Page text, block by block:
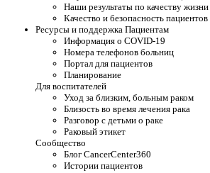
Наши результаты по качеству жизни
Качество и безопасность пациентов
Ресурсы и поддержка Пациентам
Информация о COVID-19
Номера телефонов больниц
Портал для пациентов
Планирование
Для воспитателей
Уход за близким, больным раком
Близость во время лечения рака
Разговор с детьми о раке
Раковый этикет
Сообщество
Блог CancerCenter360
Истории пациентов